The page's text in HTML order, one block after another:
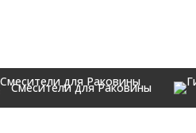
Смесители для Раковины